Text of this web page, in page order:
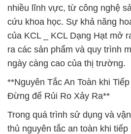
nhiều lĩnh vực, từ công nghệ
cứu khoa học. Sự khả năng
của KCL _ KCL Dạng Hạt mở
ra các sản phẩm và quy trình
ngày càng cao của thị trường.
**Nguyên Tắc An Toàn khi
Đừng để Rủi Ro Xảy Ra**
Trong quá trình sử dụng và
thủ nguyên tắc an toàn khi